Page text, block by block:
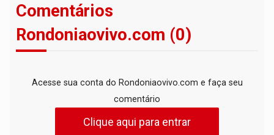
Comentários
Rondoniaovivo.com (0)
Acesse sua conta do Rondoniaovivo.com e faça seu
comentário
Clique aqui para entrar